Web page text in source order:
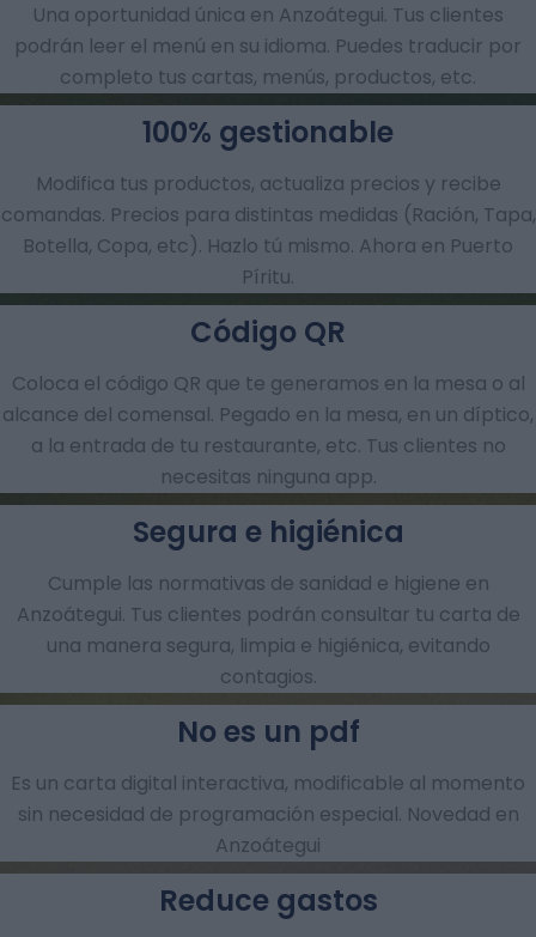
Una oportunidad única en Anzoátegui. Tus clientes
podrán leer el menú en su idioma. Puedes traducir por
completo tus cartas, menús, productos, etc.
Modifica tus productos, actualiza precios y recibe
comandas.​ Precios para distintas medidas (Ración, Tapa,
Botella, Copa, etc). Hazlo tú mismo. Ahora en Puerto
Píritu.
100% gestionable
Coloca el código QR que te generamos en la mesa o al
alcance del comensal. Pegado en la mesa, en un díptico,
a la entrada de tu restaurante, etc. Tus clientes no
necesitas ninguna app.
Código QR
Cumple las normativas de sanidad e higiene en
Anzoátegui. Tus clientes podrán consultar tu carta de
una manera segura, limpia e higiénica, evitando
contagios.
Segura e higiénica
Es un carta digital interactiva, modificable al momento
sin necesidad de programación especial. Novedad en
Anzoátegui
No es un pdf
Reduce gastos